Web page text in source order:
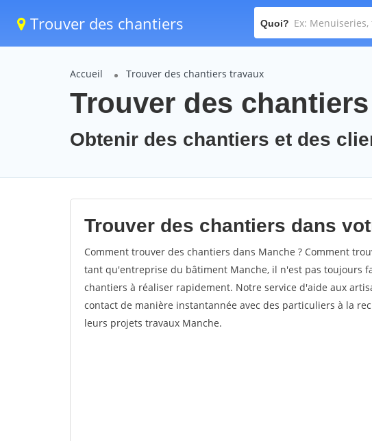
Trouver des chantiers Quoi?
Accueil Trouver des chantiers travaux
Trouver des
Obtenir des chantiers et des
Trouver des chantiers dans
Comment trouver des chantiers dans Manche ? Comment
tant qu'entreprise du bâtiment Manche, il n'est pas toujours
chantiers à réaliser rapidement. Notre service d'aide aux
contact de manière instantannée avec des particuliers à la
leurs projets travaux Manche.